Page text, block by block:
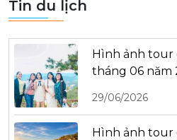
Tin du lịch
Hình ảnh tour
tháng 06 năm
29/06/2026
Hình ảnh tour